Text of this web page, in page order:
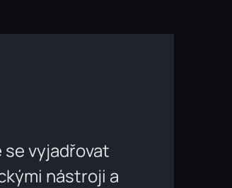
vyjadřovat
nástroji a